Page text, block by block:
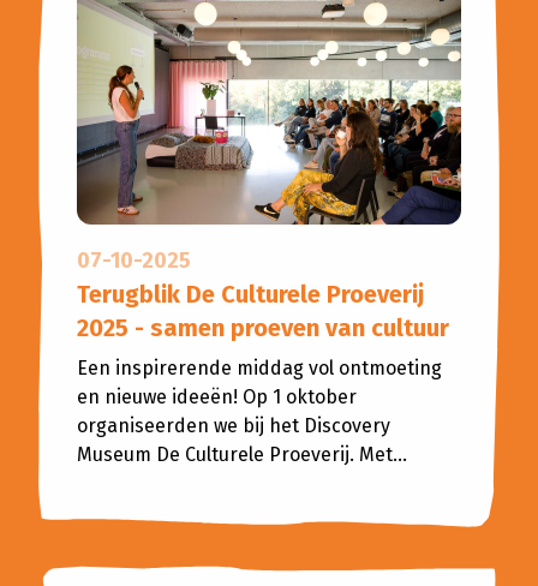
07-10-2025
Terugblik De Culturele Proeverij
2025 - samen proeven van cultuur
Een inspirerende middag vol ontmoeting
en nieuwe ideeën! Op 1 oktober
organiseerden we bij het Discovery
Museum De Culturele Proeverij. Met...